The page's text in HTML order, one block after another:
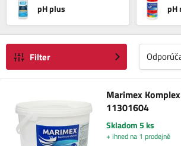
pH plus pH
Filter
Marimex
11301604
Skladom 5 ks
+ ihned na 1 prodejně